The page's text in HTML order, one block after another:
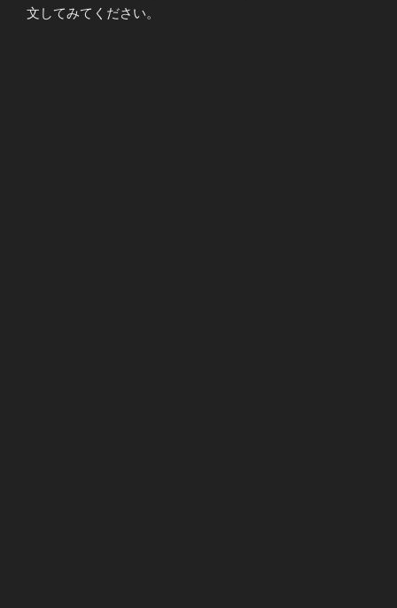
文してみてください。